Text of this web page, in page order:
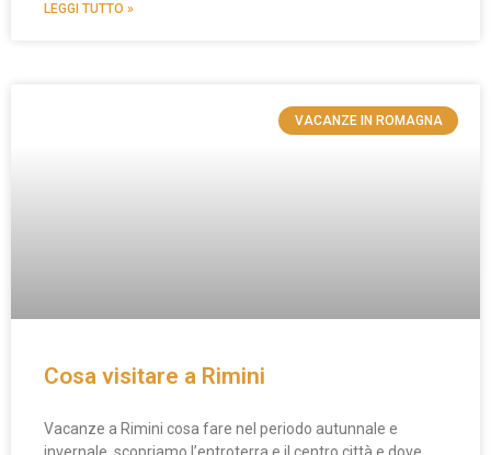
LEGGI TUTTO »
VACANZE IN ROMAGNA
Cosa visitare a Rimini
Vacanze a Rimini cosa fare nel periodo autunnale e